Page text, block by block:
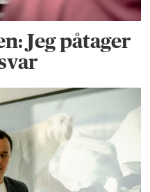
Jeg påtager